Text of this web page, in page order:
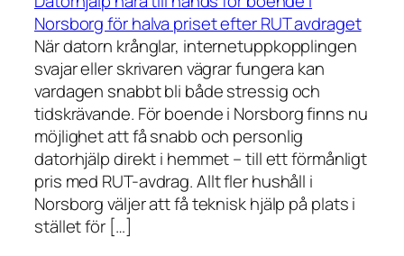
Norsborg för halva priset efter RUT avdraget
När datorn krånglar, internetuppkopplingen
svajar eller skrivaren vägrar fungera kan
vardagen snabbt bli både stressig och
tidskrävande. För boende i Norsborg finns nu
möjlighet att få snabb och personlig
datorhjälp direkt i hemmet – till ett förmånligt
pris med RUT-avdrag. Allt fler hushåll i
Norsborg väljer att få teknisk hjälp på plats i
stället för […]